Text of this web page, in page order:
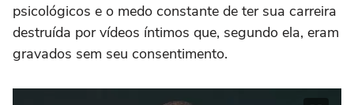
psicológicos e o medo constante de ter sua carreira
destruída por vídeos íntimos que, segundo ela, eram
gravados sem seu consentimento.